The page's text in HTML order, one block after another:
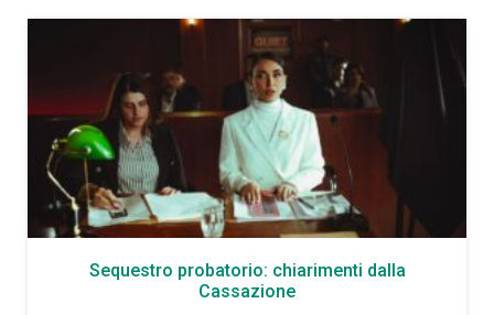
Sequestro probatorio: chiarimenti dalla
Cassazione